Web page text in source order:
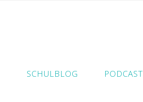
SCHULBLOG PODCAST